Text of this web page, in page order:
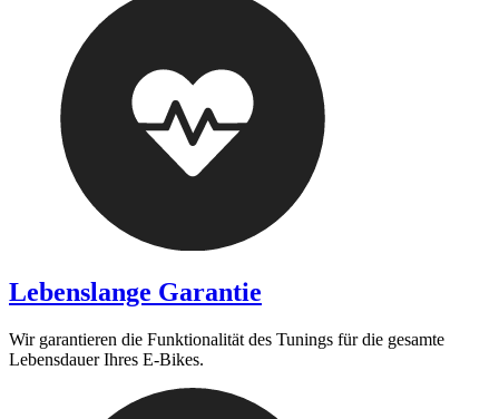
Lebenslange Garantie
Wir garantieren die Funktionalität des Tunings für die gesamte
Lebensdauer Ihres E-Bikes.